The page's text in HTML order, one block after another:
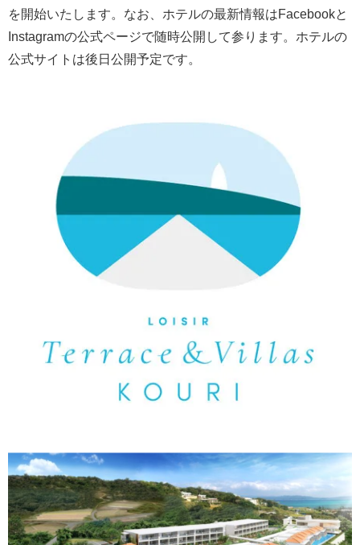
を開始いたします。なお、ホテルの最新情報はFacebookと
Instagramの公式ページで随時公開して参ります。ホテルの
公式サイトは後日公開予定です。